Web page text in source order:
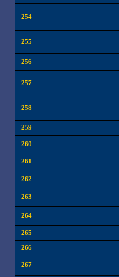
254
255
256
257
258
259
260
261
262
263
264
265
266
267